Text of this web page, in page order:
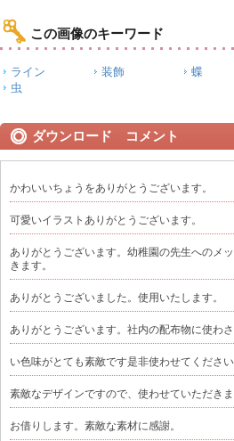
この画像のキーワード
ライン 装飾 蝶
虫
ダウンロード コメント
かわいいちょうをありがとうございます。
可愛いイラストありがとうございます。
ありがとうございます。幼稚園の先生へのメ
きます。
ありがとうございました。使用いたします。
ありがとうございます。社内の配布物に使わ
い色味がとても素敵です是非使わせてください
素敵なデザインですので、使わせていただきま
お借りします。素敵な素材に感謝。